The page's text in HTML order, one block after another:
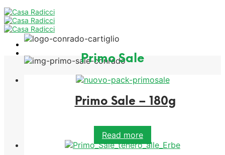
Primo Sale
Primo Sale – 180g
Read more